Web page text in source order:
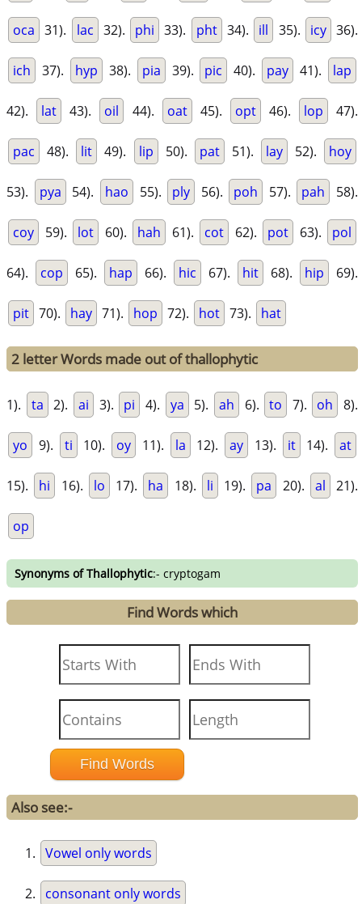
oca 31). lac 32). phi 33). pht 34). ill 35). icy 36).
ich 37). hyp 38). pia 39). pic 40). pay 41). lap
42). lat 43). oil 44). oat 45). opt 46). lop 47).
pac 48). lit 49). lip 50). pat 51). lay 52). hoy
53). pya 54). hao 55). ply 56). poh 57). pah 58).
coy 59). lot 60). hah 61). cot 62). pot 63). pol
64). cop 65). hap 66). hic 67). hit 68). hip 69).
pit 70). hay 71). hop 72). hot 73). hat
2 letter Words made out of thallophytic
1). ta 2). ai 3). pi 4). ya 5). ah 6). to 7). oh 8).
yo 9). ti 10). oy 11). la 12). ay 13). it 14). at
15). hi 16). lo 17). ha 18). li 19). pa 20). al 21).
op
Synonyms of Thallophytic:- cryptogam
Find Words which
Also see:-
Vowel only words
consonant only words